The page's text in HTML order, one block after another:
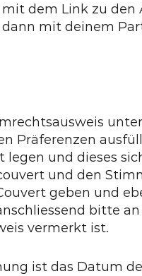
dem Link zu
mit deinem
Präferenzen
und dieses
und den
geben und
bitte
vermerkt ist.
ist das Datum